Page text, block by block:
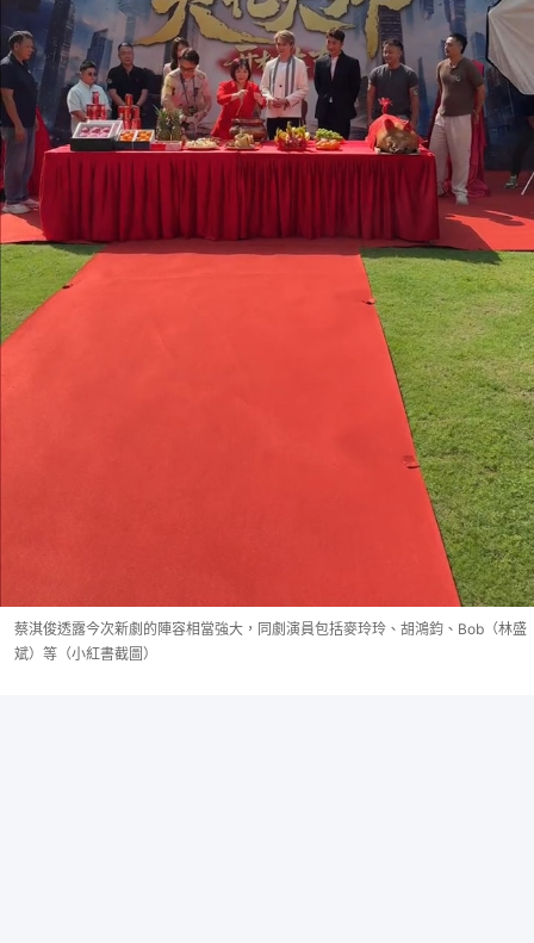
蔡淇俊透露今次新劇的陣容相當強大，同劇演員包括麥玲玲、胡鴻鈞、Bob（林盛
斌）等（小紅書截圖）